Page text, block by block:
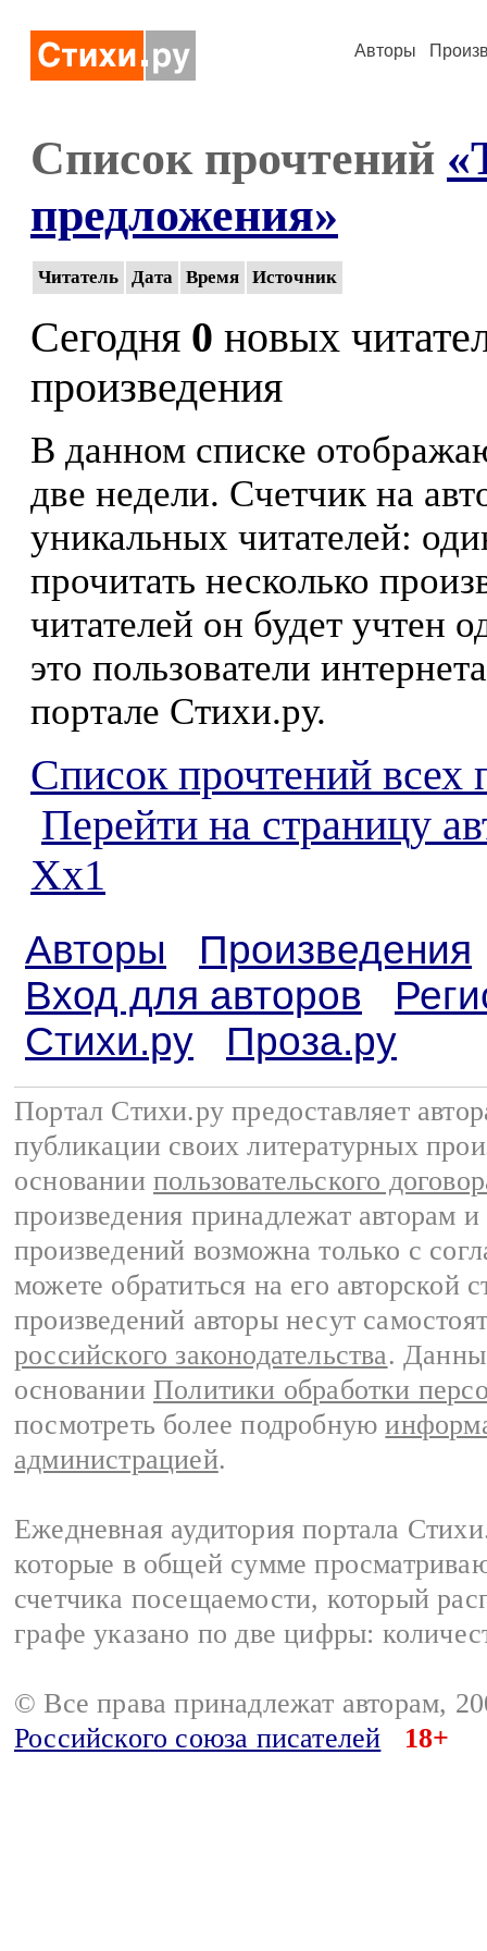
Авторы
Список прочтений
предложения»
Читатель Дата Время Источник
Сегодня 0 новых
произведения
В данном списке
две недели. Счетчик на
уникальных читателей:
прочитать несколько
читателей он будет учтен
это пользователи
портале Стихи.ру.
Список прочтений всех
Перейти на страницу
Хх1
Авторы
Произведения
Вход для авторов
Стихи.ру
Проза.ру
Портал Стихи.ру предоставляет
публикации своих литературных
основании пользовательского
произведения принадлежат авторам
произведений возможна только с
можете обратиться на его авторской
произведений авторы несут
российского законодательства.
основании Политики обработки
посмотреть более подробную
администрацией.
Ежедневная аудитория портала
которые в общей сумме
счетчика посещаемости, который
графе указано по две цифры:
© Все права принадлежат авторам,
Российского союза писателей
18+